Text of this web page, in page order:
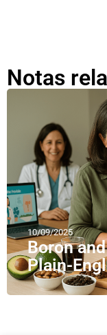
Notas
10/09/2025
Boron
Plain-